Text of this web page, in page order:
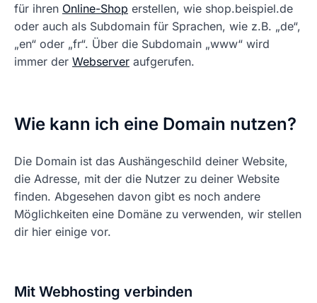
für ihren Online-Shop erstellen, wie shop.beispiel.de
oder auch als Subdomain für Sprachen, wie z.B. „de“,
„en“ oder „fr“. Über die Subdomain „www“ wird
immer der Webserver aufgerufen.
Wie kann ich eine Domain nutzen?
Die Domain ist das Aushängeschild deiner Website,
die Adresse, mit der die Nutzer zu deiner Website
finden. Abgesehen davon gibt es noch andere
Möglichkeiten eine Domäne zu verwenden, wir stellen
dir hier einige vor.
Mit Webhosting verbinden